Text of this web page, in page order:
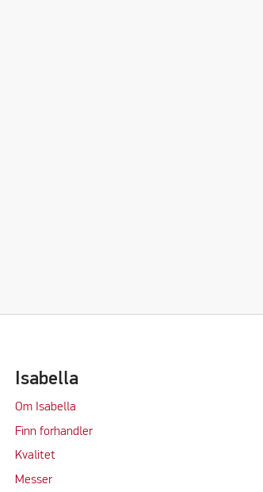
Isabella
Om Isabella
Finn forhandler
Kvalitet
Messer